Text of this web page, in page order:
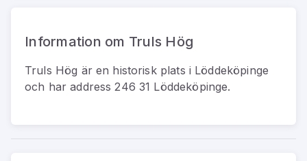
Information om Truls Hög
Truls Hög är en historisk plats i Löddeköpinge
och har address246 31 Löddeköpinge.